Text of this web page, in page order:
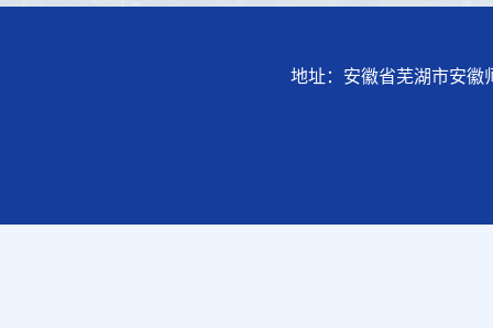
地址：安徽省芜湖市